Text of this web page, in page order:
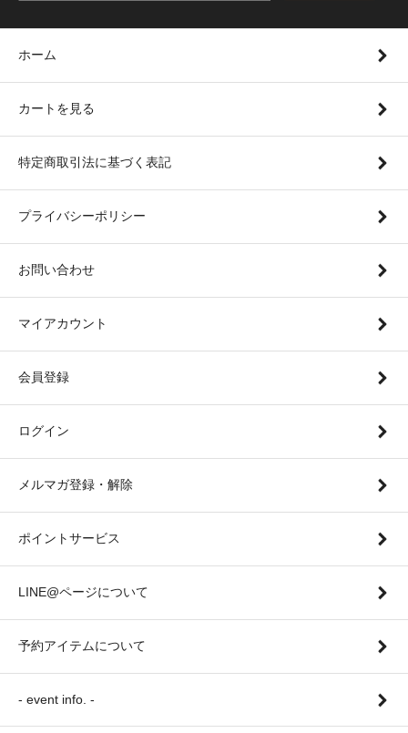
ホーム
カートを見る
特定商取引法に基づく表記
プライバシーポリシー
お問い合わせ
マイアカウント
会員登録
ログイン
メルマガ登録・解除
ポイントサービス
LINE@ページについて
予約アイテムについて
- event info. -